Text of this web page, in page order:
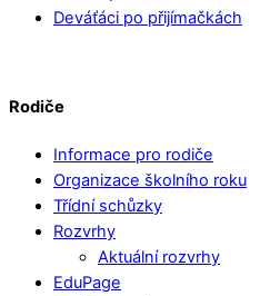
Deváťáci po přijímačkách
Rodiče
Informace pro rodiče
Organizace školního roku
Třídní schůzky
Rozvrhy
Aktuální rozvrhy
EduPage